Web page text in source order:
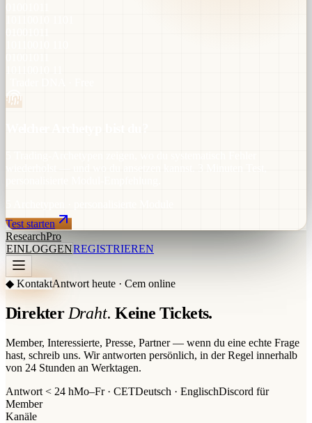
Test starten
ResearchPro
EINLOGGENREGISTRIEREN
◆ KontaktAntwort heute · Cem online
Direkter Draht. Keine Tickets.
Member, Interessierte, Presse, Partner — wenn du eine echte Frage
hast, schreib uns. Wir antworten persönlich, in der Regel innerhalb
von 24 Stunden an Werktagen.
Antwort < 24 hMo–Fr · CETDeutsch · EnglischDiscord für
Member
Kanäle